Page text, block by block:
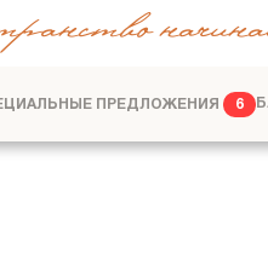
ПРЕДЛОЖЕНИЯ 6